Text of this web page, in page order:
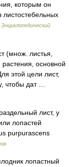
которым он
листостебельных
Энциклопедический
(множ. листья,
основной
этой цели лист,
чтобы дат …
лист, у
лопастей
purpurascens
лопастный